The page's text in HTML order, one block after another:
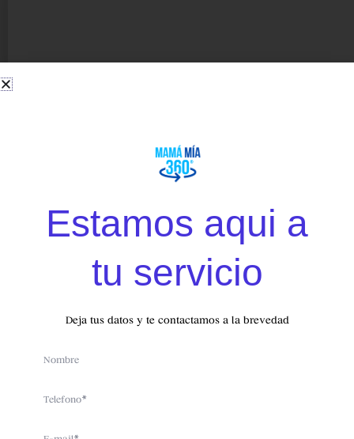
Estamos aqui a
tu servicio
Deja tus datos y te contactamos a la brevedad